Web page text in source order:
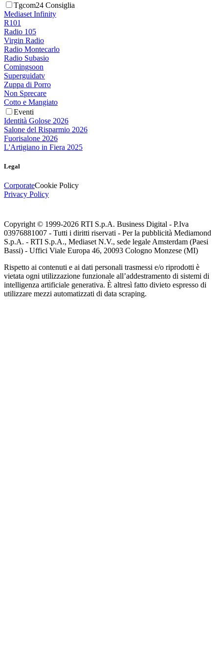
Tgcom24 Consiglia
Mediaset Infinity
R101
Radio 105
Virgin Radio
Radio Montecarlo
Radio Subasio
Comingsoon
Superguidatv
Zuppa di Porro
Non Sprecare
Cotto e Mangiato
Eventi
Identità Golose 2026
Salone del Risparmio 2026
Fuorisalone 2026
L'Artigiano in Fiera 2025
Legal
CorporateCookie Policy
Privacy Policy
Copyright © 1999-2026 RTI S.p.A. Business Digital - P.Iva
03976881007 - Tutti i diritti riservati - Per la pubblicità Mediamond
S.p.A. - RTI S.p.A., Mediaset N.V., sede legale Amsterdam (Paesi
Bassi) - Uffici Viale Europa 46, 20093 Cologno Monzese (MI)
Rispetto ai contenuti e ai dati personali trasmessi e/o riprodotti è
vietata ogni utilizzazione funzionale all’addestramento di sistemi di
intelligenza artificiale generativa. È altresì fatto divieto espresso di
utilizzare mezzi automatizzati di data scraping.